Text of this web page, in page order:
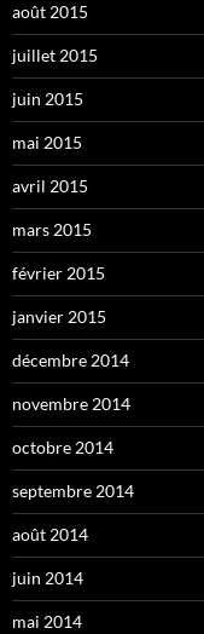
août 2015
juillet 2015
juin 2015
mai 2015
avril 2015
mars 2015
février 2015
janvier 2015
décembre 2014
novembre 2014
octobre 2014
septembre 2014
août 2014
juin 2014
mai 2014